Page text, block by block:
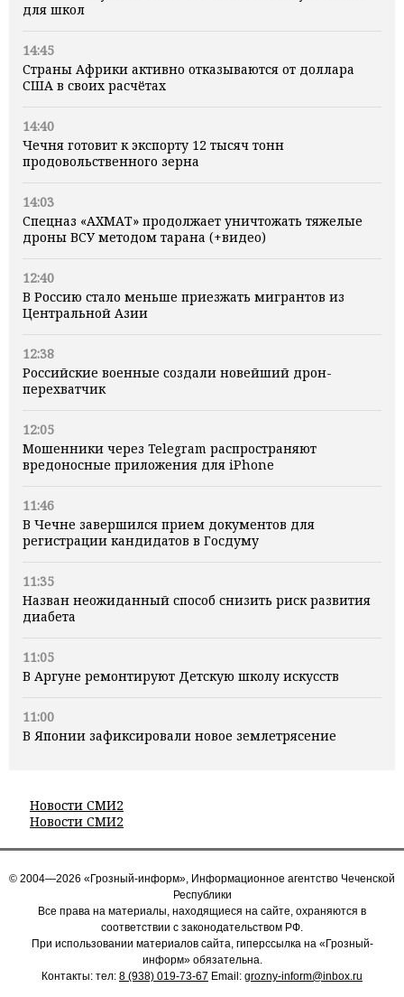
для школ
14:45
Страны Африки активно отказываются от доллара
США в своих расчётах
14:40
Чечня готовит к экспорту 12 тысяч тонн
продовольственного зерна
14:03
Спецназ «АХМАТ» продолжает уничтожать тяжелые
дроны ВСУ методом тарана (+видео)
12:40
В Россию стало меньше приезжать мигрантов из
Центральной Азии
12:38
Российские военные создали новейший дрон-
перехватчик
12:05
Мошенники через Telegram распространяют
вредоносные приложения для iPhone
11:46
В Чечне завершился прием документов для
регистрации кандидатов в Госдуму
11:35
Назван неожиданный способ снизить риск развития
диабета
11:05
В Аргуне ремонтируют Детскую школу искусств
11:00
В Японии зафиксировали новое землетрясение
Новости СМИ2
Новости СМИ2
© 2004—2026 «Грозный-информ», Информационное агентство Чеченской
Республики
Все права на материалы, находящиеся на сайте, охраняются в
соответствии с законодательством РФ.
При использовании материалов сайта, гиперссылка на «Грозный-
информ» обязательна.
Контакты: тел: 8 (938) 019-73-67 Email: grozny-inform@inbox.ru